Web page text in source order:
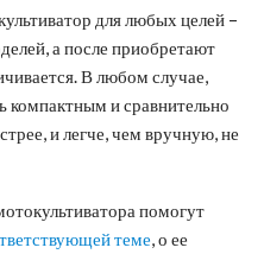
для любых целей –
а после приобретают
В любом случае,
компактным и сравнительно
и легче, чем вручную, не
помогут
теме, о ее